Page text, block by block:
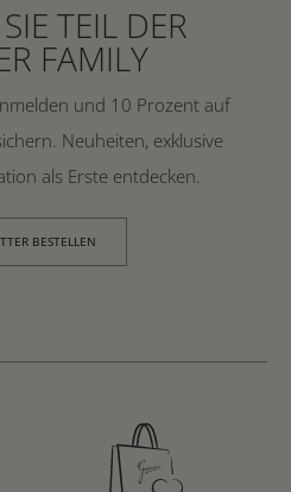
TEIL DER
FAMILY
und 10 Prozent auf
Neuheiten, exklusive
als Erste entdecken.
BESTELLEN